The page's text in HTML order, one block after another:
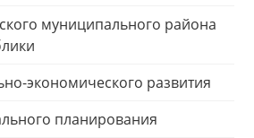
муниципального района
экономического развития
планирования